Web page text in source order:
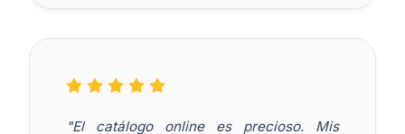
"El catálogo online es precioso. Mis